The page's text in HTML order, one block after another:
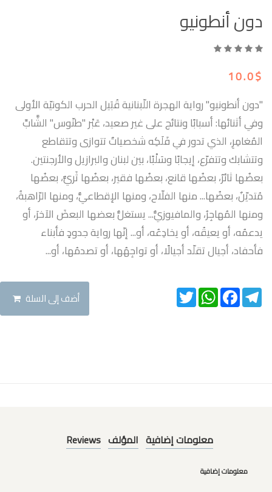
دون أنطونيو
10.0$
"دون أنطونيو" رواية الهجرة اللّبنانية قُبَيل الحرب الكونيّة الأولى
وفي أثنائها: أسبابًا ونتائج على غير صعيد، عَبْر "طنّوس" الشَّابِّ
المُغامِرِ، الذي تدور في فَلَكِه شخصياتٌ تتوازى وتتقاطع
وتتشابك وتتفرّع، إيجابًا وسَلْبًا، بين لبنان والبرازيل والأرجنتين.
بعضُها ثائرٌ، بعضُها قانع، بعضُها فقير، بعضُها ثَريٌّ، بعضُها
مُتديّنٌ، بعضُها... منها الفلّاح، ومنها الإقطاعيُّ، ومنها الرّاهبةُ،
ومنها المُهاجِرُ، والمافيوزيُّ... يستغلُّ بعضها البعضَ الآخرَ، أو
يدعمُه، أو يعيقُه، أو يخادِعُه، أو... إنّها رواية جدودٍ فأبناء
فأحفاد، أجيال تقلّد أجيالًا، أو تواجِهُها، أو تصدمُها، أو...
أضف إلى السلة Twitter
WhatsAppFacebookTelegram
معلومات إضافية المؤلف Reviews
معلومات إضافية